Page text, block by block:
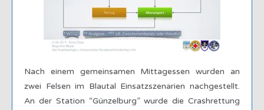
Nach einem gemeinsamen Mittagessen wurden an
zwei Felsen im Blautal Einsatzszenarien nachgestellt.
An der Station “Günzelburg” wurde die Crashrettung